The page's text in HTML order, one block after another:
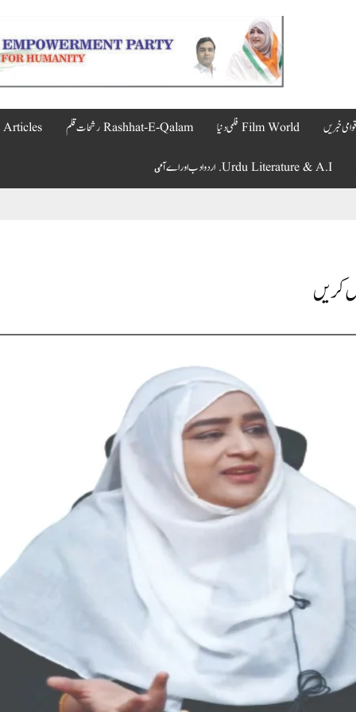
Film World فلمی دنیا Rashhat-E-Qalam رشحات قلم Articles مضامین
Urdu Literature & A.I. اردو ادب اور اے آٸ
کریں